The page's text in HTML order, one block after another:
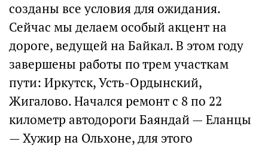
созданы все условия для ожидания.
Сейчас мы делаем особый акцент на
дороге, ведущей на Байкал. В этом году
завершены работы по трем участкам
пути: Иркутск, Усть-Ордынский,
Жигалово. Начался ремонт с 8 по 22
километр автодороги Баяндай — Еланцы
— Хужир на Ольхоне, для этого